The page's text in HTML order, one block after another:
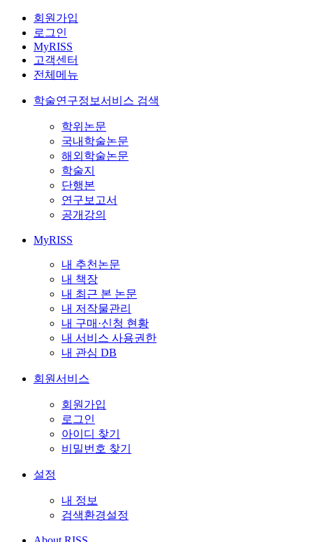
회원가입
로그인
MyRISS
고객센터
전체메뉴
학술연구정보서비스 검색
학위논문
국내학술논문
해외학술논문
학술지
단행본
연구보고서
공개강의
MyRISS
내 추천논문
내 책장
내 최근 본 논문
내 저작물관리
내 구매·신청 현황
내 서비스 사용권한
내 관심 DB
회원서비스
회원가입
로그인
아이디 찾기
비밀번호 찾기
설정
내 정보
검색환경설정